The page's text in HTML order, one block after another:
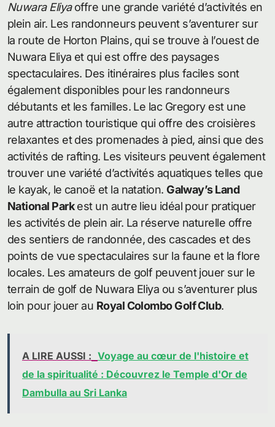
Nuwara Eliyaoffre une grande variété d’activités en
plein air. Les randonneurs peuvent s’aventurer sur
la route de Horton Plains, qui se trouve à l’ouest de
Nuwara Eliya et qui est offre des paysages
spectaculaires. Des itinéraires plus faciles sont
également disponibles pour les randonneurs
débutants et les familles. Le lac Gregory est une
autre attraction touristique qui offre des croisières
relaxantes et des promenades à pied, ainsi que des
activités de rafting. Les visiteurs peuvent également
trouver une variété d’activités aquatiques telles que
le kayak, le canoë et la natation.Galway’s Land
National Parkest un autre lieu idéal pour pratiquer
les activités de plein air. La réserve naturelle offre
des sentiers de randonnée, des cascades et des
points de vue spectaculaires sur la faune et la flore
locales. Les amateurs de golf peuvent jouer sur le
terrain de golf de Nuwara Eliya ou s’aventurer plus
loin pour jouer au Royal Colombo Golf Club.
A LIRE AUSSI : Voyage au cœur de l'histoire et
de la spiritualité : Découvrez le Temple d'Or de
Dambulla au Sri Lanka